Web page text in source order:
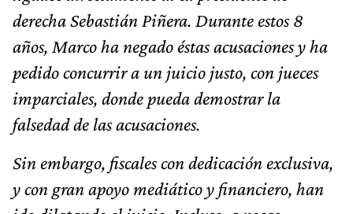
derecha Sebastián Piñera. Durante estos 8
años, Marco ha negado éstas acusaciones y ha
pedido concurrir a un juicio justo, con jueces
imparciales, donde pueda demostrar la
falsedad de las acusaciones.
Sin embargo, fiscales con dedicación exclusiva,
y con gran apoyo mediático y financiero, han